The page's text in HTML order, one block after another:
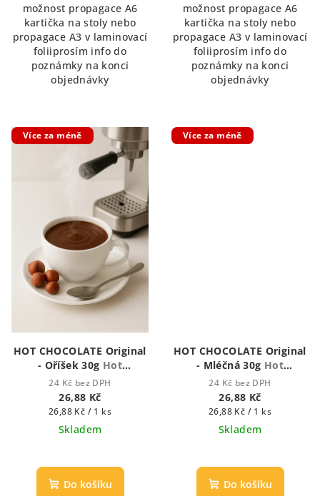
z
5
hvězdiček.
možnost propagace A6
kartička na stoly nebo
propagace A3 v laminovací
foliiprosím info do
poznámky na konci
objednávky
z
5
hvězdiček.
možnost propagace A6
kartička na stoly nebo
propagace A3 v laminovací
foliiprosím info do
poznámky na konci
objednávky
Více za méně
HOT CHOCOLATE Original
- Oříšek 30g Hot
Chocolate - Houstnoucí
krémová čokoláda
24 Kč bez DPH
26,88 Kč
Měrná
cena:
26,88 Kč / 1 ks
Skladem
hodnocení
produktu
Do košíku
Více za méně
HOT CHOCOLATE Original
- Mléčná 30g Hot
Chocolate - Houstnoucí
krémová čokoláda
24 Kč bez DPH
26,88 Kč
Měrná
cena:
26,88 Kč / 1 ks
Skladem
hodnocení
produktu
Do košíku